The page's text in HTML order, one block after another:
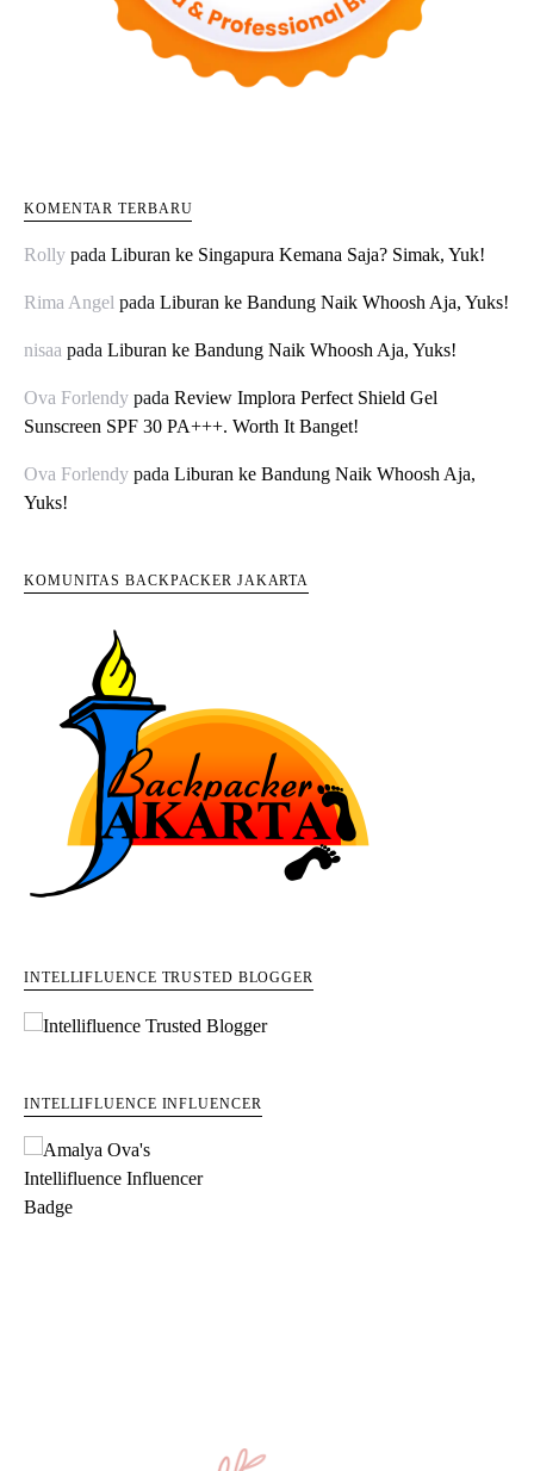
KOMENTAR TERBARU
Rolly pada Liburan ke Singapura Kemana Saja? Simak, Yuk!
Rima Angel pada Liburan ke Bandung Naik Whoosh Aja, Yuks!
nisaa pada Liburan ke Bandung Naik Whoosh Aja, Yuks!
Ova Forlendy pada Review Implora Perfect Shield Gel
Sunscreen SPF 30 PA+++. Worth It Banget!
Ova Forlendy pada Liburan ke Bandung Naik Whoosh Aja,
Yuks!
KOMUNITAS BACKPACKER JAKARTA
INTELLIFLUENCE TRUSTED BLOGGER
INTELLIFLUENCE INFLUENCER